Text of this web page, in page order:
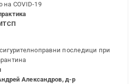
на COVID-19
последици при
Александров, д-р